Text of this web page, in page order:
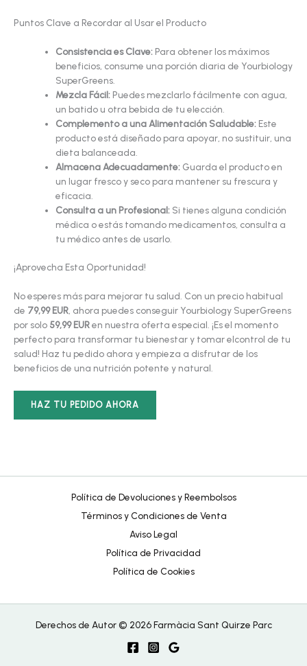
Puntos Clave a Recordar al Usar el Producto
Consistencia es Clave: Para obtener los máximos
beneficios, consume una porción diaria de Yourbiology
SuperGreens.
Mezcla Fácil: Puedes mezclarlo fácilmente con agua,
un batido u otra bebida de tu elección.
Complemento a una Alimentación Saludable: Este
producto está diseñado para apoyar, no sustituir, una
dieta balanceada.
Almacena Adecuadamente: Guarda el producto en
un lugar fresco y seco para mantener su frescura y
eficacia.
Consulta a un Profesional: Si tienes alguna condición
médica o estás tomando medicamentos, consulta a
tu médico antes de usarlo.
¡Aprovecha Esta Oportunidad!
No esperes más para mejorar tu salud. Con un precio habitual
de 79,99 EUR , ahora puedes conseguir Yourbiology SuperGreens
por solo 59,99 EURen nuestra oferta especial. ¡Es el momento
perfecto para transformar tu bienestar y tomar elcontrol de tu
salud! Haz tu pedido ahora y empieza a disfrutar de los
beneficios de una nutrición potente y natural.
HAZ TU PEDIDO AHORA
Política de Devoluciones y Reembolsos
Términos y Condiciones de Venta
Aviso Legal
Política de Privacidad
Política de Cookies
Derechos de Autor © 2026 Farmàcia Sant Quirze Parc